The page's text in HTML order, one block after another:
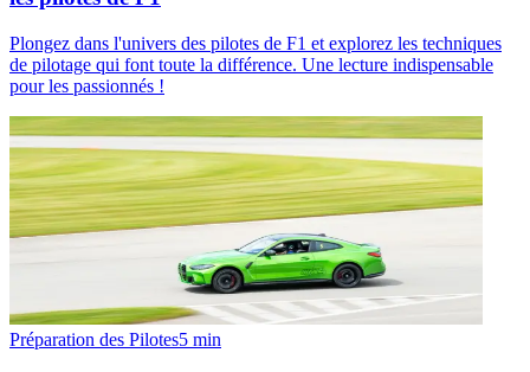
Plongez dans l'univers des pilotes de F1 et explorez les techniques
de pilotage qui font toute la différence. Une lecture indispensable
pour les passionnés !
Préparation des Pilotes5 min